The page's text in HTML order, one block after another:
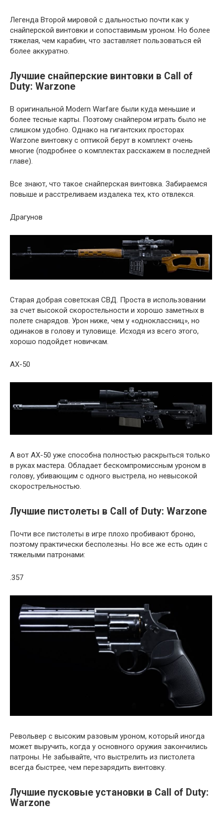
Легенда Второй мировой с дальностью почти как у
снайперской винтовки и сопоставимым уроном. Но более
тяжелая, чем карабин, что заставляет пользоваться ей
более аккуратно.
Лучшие снайперские винтовки в Call of
Duty: Warzone
В оригинальной Modern Warfare были куда меньшие и
более тесные карты. Поэтому снайпером играть было не
слишком удобно. Однако на гигантских просторах
Warzone винтовку с оптикой берут в комплект очень
многие (подробнее о комплектах расскажем в последней
главе).
Все знают, что такое снайперская винтовка. Забираемся
повыше и расстреливаем издалека тех, кто отвлекся.
Драгунов
Старая добрая советская СВД. Проста в использовании
за счет высокой скоростельности и хорошо заметных в
полете снарядов. Урон ниже, чем у «одноклассниц», но
одинаков в голову и туловище. Исходя из всего этого,
хорошо подойдет новичкам.
AX-50
А вот AX-50 уже способна полностью раскрыться только
в руках мастера. Обладает бескомпромиссным уроном в
голову, убивающим с одного выстрела, но невысокой
скорострельностью.
Лучшие пистолеты в Call of Duty: Warzone
Почти все пистолеты в игре плохо пробивают броню,
поэтому практически бесполезны. Но все же есть один с
тяжелыми патронами:
.357
Револьвер с высоким разовым уроном, который иногда
может выручить, когда у основного оружия закончились
патроны. Не забывайте, что выстрелить из пистолета
всегда быстрее, чем перезарядить винтовку.
Лучшие пусковые установки в Call of Duty:
Warzone